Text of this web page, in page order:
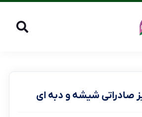
صادراتی شیشه و دبه ای